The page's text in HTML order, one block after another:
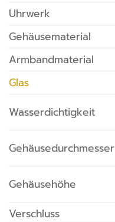
Uhrwerk
Gehäusematerial
Armbandmaterial
Glas
Wasserdichtigkeit
Gehäusedurchmesser
Gehäusehöhe
Verschluss